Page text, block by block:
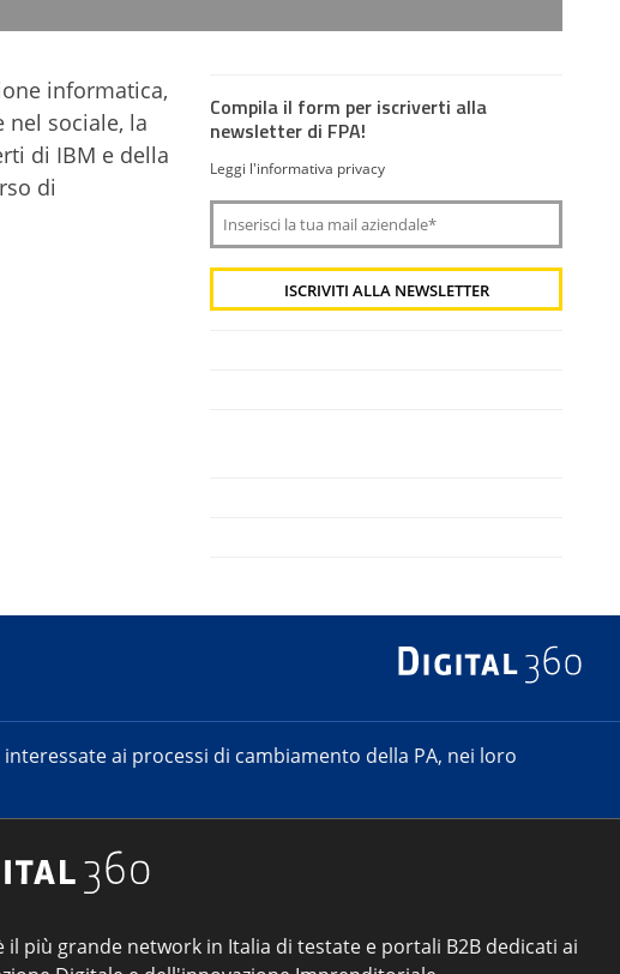
informatica,
nel sociale, la
di IBM e della
di
Compila il form per iscriverti alla
newsletter di FPA!
Leggi l'informativa privacy
ai processi di cambiamento della PA, nei loro
il più grande network in Italia di testate e portali B2B dedicati ai